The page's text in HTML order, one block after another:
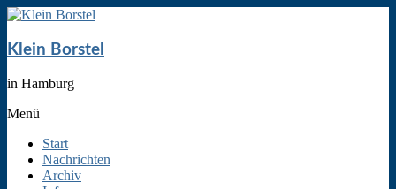
Klein Borstel
in Hamburg
Menü
Start
Nachrichten
Archiv